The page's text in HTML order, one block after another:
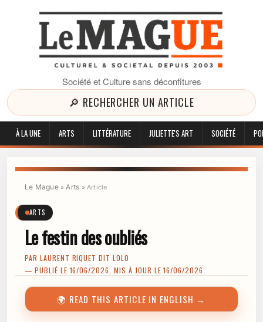
Société et Culture sans déconfitures
🔎 RECHERCHER UN ARTICLE
À LA UNE ARTS LITTÉRATURE JULIETTE'S ART SOCIÉTÉ
Le Mague»Arts » Article
ARTS
Le festin des oubliés
PAR LAURENT RIQUET DIT LOLO
— PUBLIÉ LE 16/06/2026, MIS À JOUR LE 16/06/2026
🌍 READ THIS ARTICLE IN ENGLISH →